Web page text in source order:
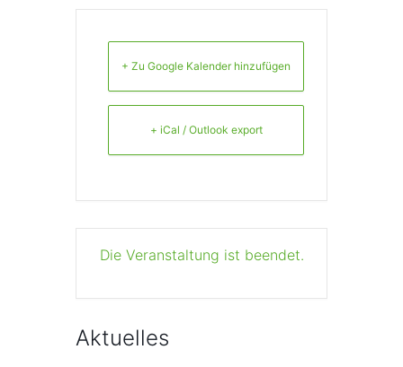
+ Zu Google Kalender hinzufügen
+ iCal / Outlook export
Die Veranstaltung ist beendet.
Aktuelles